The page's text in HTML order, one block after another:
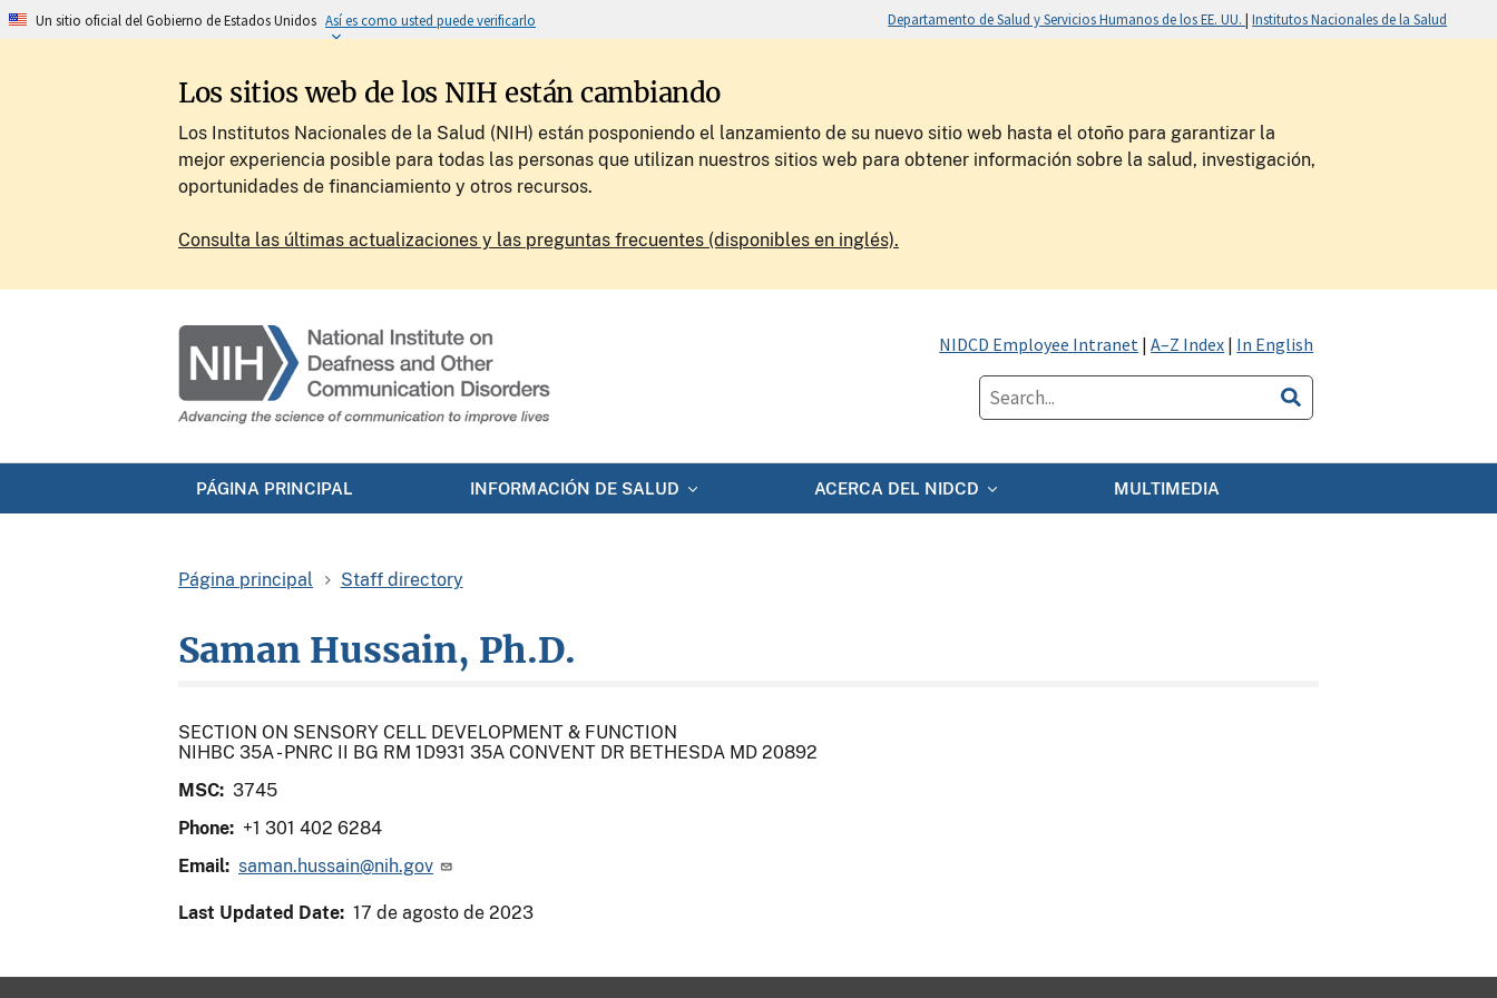
Un sitio oficial del Gobierno de Estados Unidos Así es como usted puede verificarlo Departamento de Salud y Servicios Humanos de los EE. UU.|Institutos Nacionales de la Salud
Los sitios web de los NIH están cambiando
Los Institutos Nacionales de la Salud (NIH) están posponiendo el lanzamiento de su nuevo sitio web hasta el otoño para garantizar la
mejor experiencia posible para todas las personas que utilizan nuestros sitios web para obtener información sobre la salud, investigación,
oportunidades de financiamiento y otros recursos.
Consulta las últimas actualizaciones y las preguntas frecuentes (disponibles en inglés).
NIDCD Employee Intranet |A–Z Index | In English
PÁGINA PRINCIPAL INFORMACIÓN DE SALUD ACERCA DEL NIDCD MULTIMEDIA
página principal staff directory
Saman Hussain, Ph.D.
SECTION ON SENSORY CELL DEVELOPMENT & FUNCTION
NIHBC 35A - PNRC II BG RM 1D931 35A CONVENT DR BETHESDA MD 20892
MSC: 3745
Phone: +1 301 402 6284
Email: saman.hussain@nih.gov
Last Updated Date: 17 de agosto de 2023